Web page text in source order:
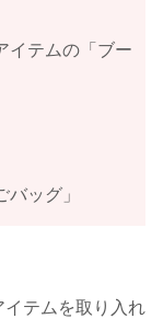
イテムの「ブー
ッグ」
イテムを取り入れ